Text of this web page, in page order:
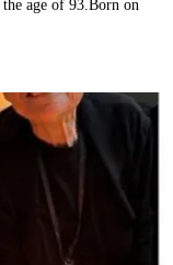
age of 93.Born on